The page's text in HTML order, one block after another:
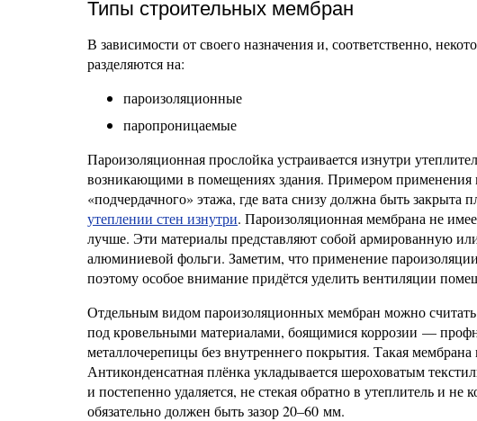
Типы строительных мембран
В зависимости от своего назначения и, соответственно,
разделяются на:
пароизоляционные
паропроницаемые
Пароизоляционная прослойка устраивается изнутри
возникающими в помещениях здания. Примером применения
«подчердачного» этажа, где вата снизу должна быть закрыта
утеплении стен изнутри. Пароизоляционная мембрана не
лучше. Эти материалы представляют собой армированную
алюминиевой фольги. Заметим, что применение
поэтому особое внимание придётся уделить вентиляции
Отдельным видом пароизоляционных мембран можно
под кровельными материалами, боящимися коррозии —
металлочерепицы без внутреннего покрытия. Такая
Антиконденсатная плёнка укладывается шероховатым
и постепенно удаляется, не стекая обратно в утеплитель и
обязательно должен быть зазор 20–60 мм.